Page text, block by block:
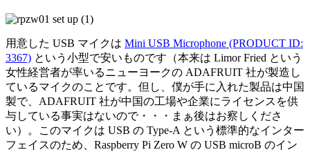
用意した USB マイクは Mini USB Microphone (PRODUCT ID:
3367) という小型で安いものです（本来は Limor Fried という
女性経営者が率いるニューヨークの ADAFRUIT 社が製造し
ているマイクのことです。但し、僕が手に入れた製品は中国
製で、ADAFRUIT 社が中国の工場や企業にライセンスを供
与している事実はないので・・・まぁ後はお察しくださ
い）。このマイクは USB の Type-A という標準的なインター
フェイスのため、Raspberry Pi Zero W の USB microB のイン